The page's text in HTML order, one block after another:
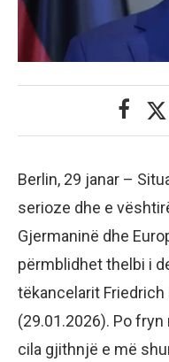
Berlin, 29 janar –
serioze dhe e
Gjermaninë dhe
përmblidhet thelbi i
tëkancelarit
(29.01.2026). Po
cila gjithnjë e më